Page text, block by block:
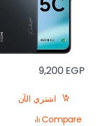
9,200EGP
اشتري الآن
Compare